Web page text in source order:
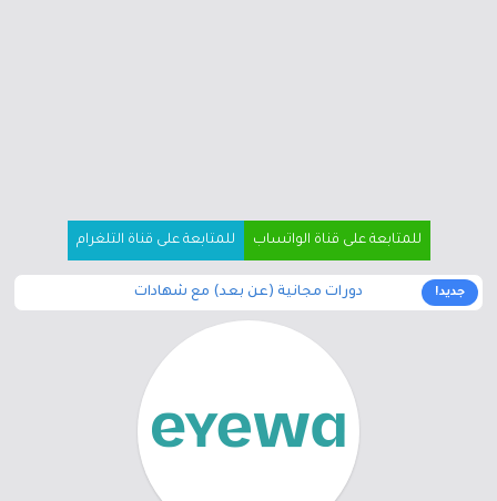
للمتابعة على قناة الواتساب للمتابعة على قناة التلغرام
جديد! دورات مجانية (عن بعد) مع شهادات